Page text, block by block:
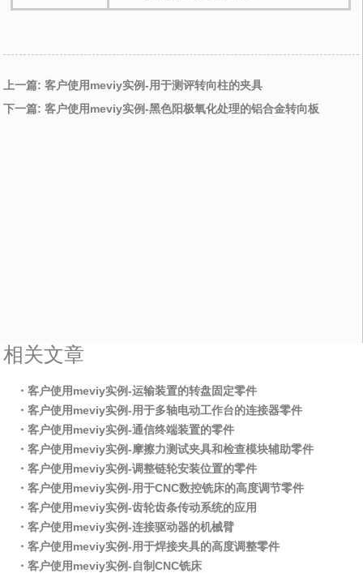
上一篇: 客户使用meviy实例-用于测评转向柱的夹具
下一篇: 客户使用meviy实例-黑色阳极氧化处理的铝合金转向板
相关文章
・客户使用meviy实例-运输装置的转盘固定零件
・客户使用meviy实例-用于多轴电动工作台的连接器零件
・客户使用meviy实例-通信终端装置的零件
・客户使用meviy实例-摩擦力测试夹具和检查模块辅助零件
・客户使用meviy实例-调整链轮安装位置的零件
・客户使用meviy实例-用于CNC数控铣床的高度调节零件
・客户使用meviy实例-齿轮齿条传动系统的应用
・客户使用meviy实例-连接驱动器的机械臂
・客户使用meviy实例-用于焊接夹具的高度调整零件
・客户使用meviy实例-自制CNC铣床